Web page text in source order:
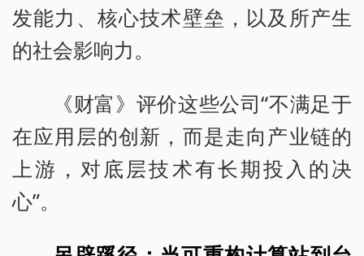
发能力、核心技术壁垒，以及所产生
的社会影响力。
《财富》评价这些公司“不满足于
在应用层的创新，而是走向产业链的
上游，对底层技术有长期投入的决
心”。